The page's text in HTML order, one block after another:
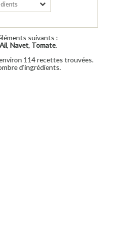
suivants :
Ail, Navet, Tomate.
114 recettes trouvées.
d'ingrédients.